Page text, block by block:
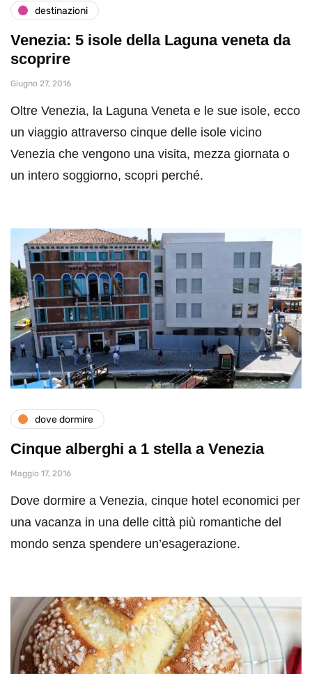
destinazioni
Venezia: 5 isole della Laguna veneta da
scoprire
Giugno 27, 2016
Oltre Venezia, la Laguna Veneta e le sue isole, ecco
un viaggio attraverso cinque delle isole vicino
Venezia che vengono una visita, mezza giornata o
un intero soggiorno, scopri perché.
dove dormire
Cinque alberghi a 1 stella a Venezia
Maggio 17, 2016
Dove dormire a Venezia, cinque hotel economici per
una vacanza in una delle città più romantiche del
mondo senza spendere un’esagerazione.